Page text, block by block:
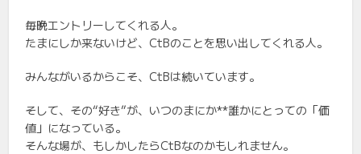
毎晩エントリーしてくれる人。
たまにしか来ないけど、CtBのことを思い出してくれる人。
みんながいるからこそ、CtBは続いています。
そして、その“好き”が、いつのまにか**誰かにとっての「価
値」になっている。
そんな場が、もしかしたらCtBなのかもしれません。